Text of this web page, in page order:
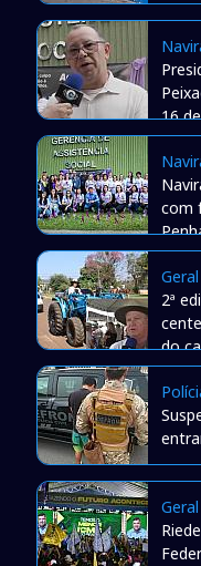
16
com
Geral
2ª
do
Geral